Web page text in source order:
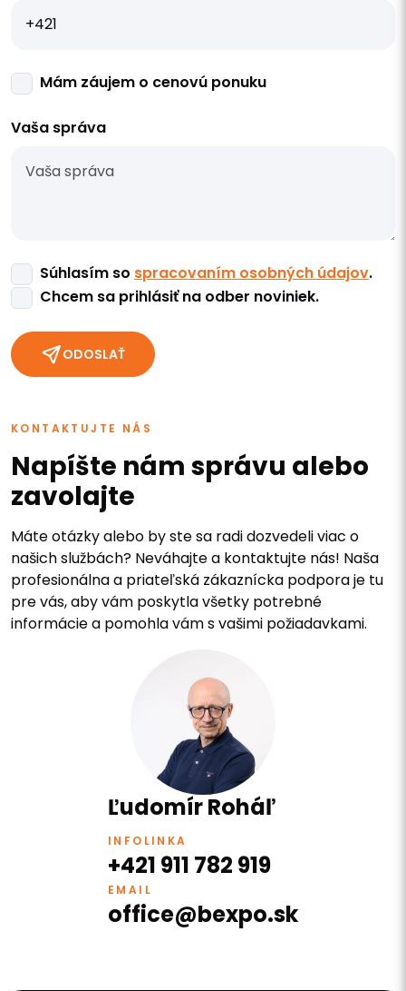
Mám záujem o cenovú ponuku
Vaša správa
Súhlasím so spracovaním osobných údajov.
Chcem sa prihlásiť na odber noviniek.
ODOSLAŤ
KONTAKTUJTE NÁS
Napíšte nám správu alebo
zavolajte
Máte otázky alebo by ste sa radi dozvedeli viac o
našich službách? Neváhajte a kontaktujte nás! Naša
profesionálna a priateľská zákaznícka podpora je tu
pre vás, aby vám poskytla všetky potrebné
informácie a pomohla vám s vašimi požiadavkami.
Ľudomír Roháľ
INFOLINKA
+421 911 782 919
EMAIL
office@bexpo.sk